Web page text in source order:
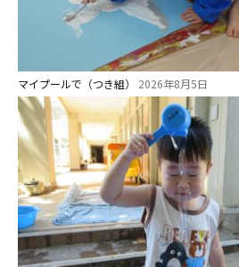
マイプールで（つき組） 2026年8月5日